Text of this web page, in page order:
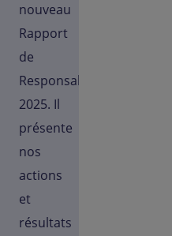
nouveau
Rapport
de
Responsabilité
2025. Il
présente
nos
actions
et
résultats